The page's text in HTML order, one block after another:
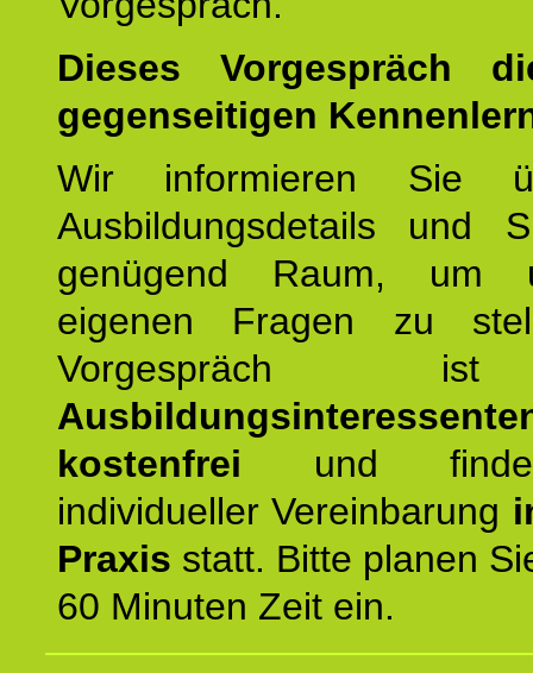
Dieses Vorgespräch
gegenseitigen
Wir informieren Sie
Ausbildungsdetails und
genügend Raum, um
eigenen Fragen zu
kostenfrei und
individueller Vereinbarung
Praxis statt. Bitte planen
60 Minuten Zeit ein.